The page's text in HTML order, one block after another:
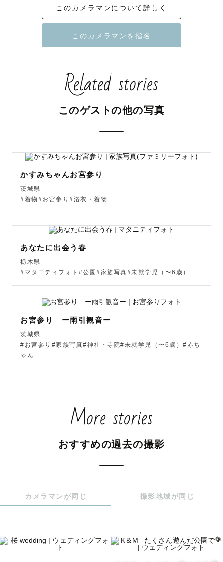
ー大切な瞬間を、大切な思い出にー
大切な家族との写真、大好きなパートナーとの記念写真、
仲良しな友人との思い出の写真、日常のほっと安らげる瞬
写真に込める想いは人それぞれです。
ることができる存在になりたいと思っています。
写真を撮られるのは苦手•••という不安も、ぜひお聞かせく
ださい！
┈┈　事前打ち合わせについて　┈┈
からない」
という方にもご安心していただけるよう、ご希望の方には
事前の打ち合わせを丁寧にさせていただきます。
※撮影前にオンライン（zoomやLINEテレビ電話など）で
自然と旅行と食べることが好き。
150cmの身体を大きく伸ばしたり、コンパクトにまとまっ
このカメラマンについて詳しく
Related stories
このゲストの他の写真
かすみちゃんお宮参り
茨城県
#着物#お宮参り#浴衣・着物
あなたに出会う春
栃木県
#マタニティフォト#公園#家族写真#未就学児（〜6歳）
お宮参り ー雨引観音ー
茨城県
#お宮参り#家族写真#神社・寺院#未就学児（〜6歳）#赤ち
ゃん
More stories
おすすめの過去の撮影
カメラマンが同じ 撮影地域が同じ